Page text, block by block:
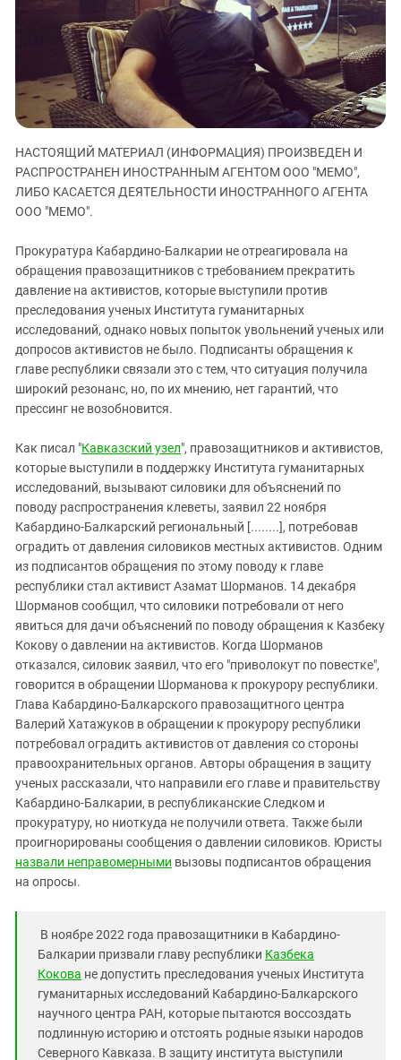
ЗАСТАВЛЯЕТ
КАВКАЗ ЗА ПАЛЕСТИНУ
ИНАКОМЫСЛИЕ В ЧЕЧНЕ
ПРЕСЛЕДОВАНИЕ АКТИВИСТОВ
МОБИЛИЗАЦИЯ И ПРОТЕСТЫ
Ингушетия
Кабардино-Балкария
Калмыкия
Карачаево-Черкесия
Краснодарский край
Российская Федерация
Северная Осетия - Алания
СКФО
Ставропольский край
Чечня
Южная Осетия
Южный Кавказ
НАСТОЯЩИЙ МАТЕРИАЛ (ИНФОРМАЦИЯ) ПРОИЗВЕДЕН И
РАСПРОСТРАНЕН ИНОСТРАННЫМ АГЕНТОМ ООО "МЕМО",
ЛИБО КАСАЕТСЯ ДЕЯТЕЛЬНОСТИ ИНОСТРАННОГО АГЕНТА
ООО "МЕМО".
Прокуратура Кабардино-Балкарии не отреагировала на
обращения правозащитников с требованием прекратить
давление на активистов, которые выступили против
преследования ученых Института гуманитарных
исследований, однако новых попыток увольнений ученых или
допросов активистов не было. Подписанты обращения к
главе республики связали это с тем, что ситуация получила
широкий резонанс, но, по их мнению, нет гарантий, что
прессинг не возобновится.
Как писал "Кавказский узел", правозащитников и активистов,
которые выступили в поддержку Института гуманитарных
исследований, вызывают силовики для объяснений по
поводу распространения клеветы, заявил 22 ноября
Кабардино-Балкарский региональный [........], потребовав
оградить от давления силовиков местных активистов. Одним
из подписантов обращения по этому поводу к главе
республики стал активист Азамат Шорманов. 14 декабря
Шорманов сообщил, что силовики потребовали от него
явиться для дачи объяснений по поводу обращения к Казбеку
Кокову о давлении на активистов. Когда Шорманов
отказался, силовик заявил, что его "приволокут по повестке",
говорится в обращении Шорманова к прокурору республики.
Глава Кабардино-Балкарского правозащитного центра
Валерий Хатажуков в обращении к прокурору республики
потребовал оградить активистов от давления со стороны
правоохранительных органов. Авторы обращения в защиту
ученых рассказали, что направили его главе и правительству
Кабардино-Балкарии, в республиканские Следком и
прокуратуру, но ниоткуда не получили ответа. Также были
проигнорированы сообщения о давлении силовиков. Юристы
назвали неправомерными вызовы подписантов обращения
на опросы.
В ноябре 2022 года правозащитники в Кабардино-
Балкарии призвали главу республики Казбека
Кокова не допустить преследования ученых Института
гуманитарных исследований Кабардино-Балкарского
научного центра РАН, которые пытаются воссоздать
подлинную историю и отстоять родные языки народов
Северного Кавказа. В защиту института выступили